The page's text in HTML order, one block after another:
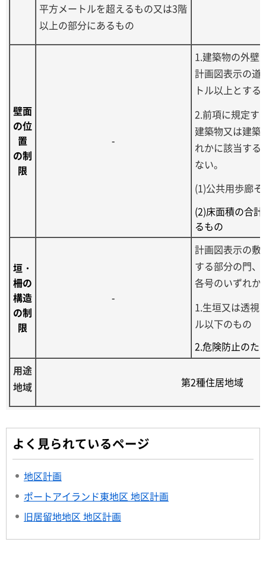
平方メートルを超えるもの又は3階
以上の部分にあるもの
壁面
の位
置
の制
限
-
1.建築物の外壁
計画図表示の道
トル以上とする
2.前項に規定す
建築物又は建築
れかに該当する
ない。
(1)公共用歩廊
(2)床面積の合
るもの
垣・
柵の
構造
の制
限
-
計画図表示の敷
する部分の門、
各号のいずれか
1.生垣又は透視
ル以下のもの
2.危険防止のた
用途
地域
第2種住居地域
よく見られているページ
地区計画
ポートアイランド東地区 地区計画
旧居留地地区 地区計画